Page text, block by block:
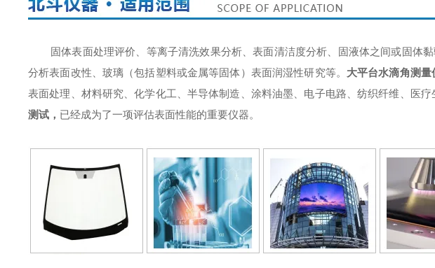
固体表面处理评价、等离子清洗效果分析、表面清洁度分析、固液体之间或固体
分析表面改性、玻璃（包括塑料或金属等固体）表面润湿性研究等。 大平台水滴角测
表面处理、材料研究、化学化工、半导体制造、涂料油墨、电子电路、纺织纤维、医疗
测试 ， 已经成为了一项评估表面性能的重要仪器。